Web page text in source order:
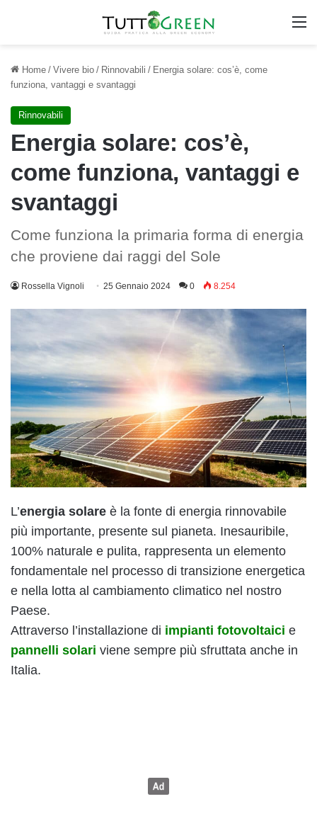
Home / Vivere bio / Rinnovabili / Energia solare: cos’è, come
funziona, vantaggi e svantaggi
Rinnovabili
Energia solare: cos’è,
come funziona, vantaggi e
svantaggi
Come funziona la primaria forma di energia
che proviene dai raggi del Sole
Rossella Vignoli 25 Gennaio 2024 0 8.254
L’energia solare è la fonte di energia rinnovabile
più importante, presente sul pianeta. Inesauribile,
100% naturale e pulita, rappresenta un elemento
fondamentale nel processo di transizione energetica
e nella lotta al cambiamento climatico nel nostro
Paese.
Attraverso l’installazione di impianti fotovoltaici e
pannelli solari viene sempre più sfruttata anche in
Italia.